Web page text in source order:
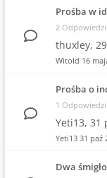
Prośba w
2 Odpowiedzi
thuxley,
Witold 16
Prośba o
1
Yeti13, 31
Yeti13 31 paź
Dwa